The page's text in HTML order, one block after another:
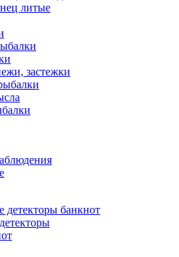
литые
застежки
детекторы банкнот